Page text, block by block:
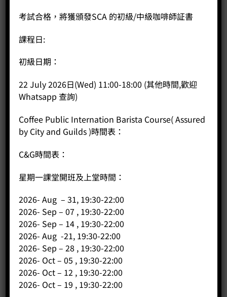
公司
主頁
關於我們
導師簡介
商店（產品）
課程/工作坊
考試合格，將獲頒發SCA 的初級/中級咖啡師証書
課程日:
初級日期：
22 July 2026日(Wed) 11:00-18:00 (其他時間,歡迎
Whatsapp 查詢)
Coffee Public Internation Barista Course( Assured
by City and Guilds )時間表：
C&G時間表：
星期一課堂開班及上堂時間：
2026- Aug – 31, 19:30-22:00
2026- Sep – 07 , 19:30-22:00
2026- Sep – 14 , 19:30-22:00
2026- Aug -21, 19:30-22:00
2026- Sep – 28 , 19:30-22:00
2026- Oct – 05 , 19:30-22:00
2026- Oct – 12 , 19:30-22:00
2026- Oct – 19 , 19:30-22:00